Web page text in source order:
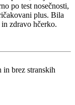
po test nosečnosti,
plus. Bila
zdravo hčerko.
brez stranskih